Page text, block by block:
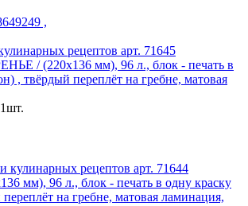
,
рецептов арт. 71645
/ (220х136 мм), 96 л., блок - печать в
, твёрдый переплёт на гребне, матовая